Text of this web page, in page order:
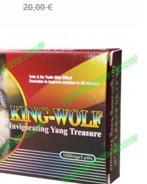
20,00 €